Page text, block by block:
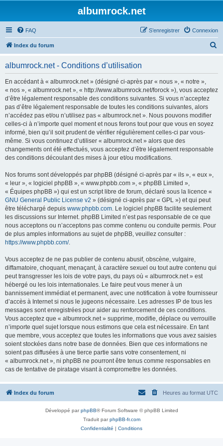
albumrock.net
FAQ Connexion
S’enregistrer
Index du forum
e
albumrock.net - Conditions d’utilisation
En accédant à « albumrock.net » (désigné ci-après par « nous », « notre »,
« nos », « albumrock.net », « http://www.albumrock.net/forock »), vous acceptez
d’être légalement responsable des conditions suivantes. Si vous n’acceptez
pas d’être légalement responsable de toutes les conditions suivantes, alors
n’accédez pas et/ou n’utilisez pas « albumrock.net ». Nous pouvons modifier
celles-ci à n’importe quel moment et nous ferons tout pour que vous en soyez
informé, bien qu’il soit prudent de vérifier régulièrement celles-ci par vous-
même. Si vous continuez d’utiliser « albumrock.net » alors que des
changements ont été effectués, vous acceptez d’être légalement responsable
des conditions découlant des mises à jour et/ou modifications.
Nos forums sont développés par phpBB (désigné ci-après par « ils », « eux »,
« leur », « logiciel phpBB », « www.phpbb.com », « phpBB Limited »,
« Équipes phpBB ») qui est un script libre de forum, déclaré sous la licence «
GNU General Public License v2 » (désigné ci-après par « GPL ») et qui peut
être téléchargé depuis www.phpbb.com. Le logiciel phpBB facilite seulement
les discussions sur Internet. phpBB Limited n’est pas responsable de ce que
nous acceptons ou n’acceptons pas comme contenu ou conduite permis. Pour
de plus amples informations au sujet de phpBB, veuillez consulter :
https://www.phpbb.com/.
Vous acceptez de ne pas publier de contenu abusif, obscène, vulgaire,
diffamatoire, choquant, menaçant, à caractère sexuel ou tout autre contenu qui
peut transgresser les lois de votre pays, du pays où « albumrock.net » est
hébergé ou les lois internationales. Le faire peut vous mener à un
bannissement immédiat et permanent, avec une notification à votre fournisseur
d’accès à Internet si nous le jugeons nécessaire. Les adresses IP de tous les
messages sont enregistrées pour aider au renforcement de ces conditions.
Vous acceptez que « albumrock.net » supprime, modifie, déplace ou verrouille
n’importe quel sujet lorsque nous estimons que cela est nécessaire. En tant
que membre, vous acceptez que toutes les informations que vous avez saisies
soient stockées dans notre base de données. Bien que ces informations ne
soient pas diffusées à une tierce partie sans votre consentement, ni
« albumrock.net », ni phpBB ne pourront être tenus comme responsables en
cas de tentative de piratage visant à compromettre les données.
Index du forum Heures au format UTC
Développé parphpBB® Forum Software © phpBB Limited
Traduit parphpBB-fr.com
Confidentialité | Conditions